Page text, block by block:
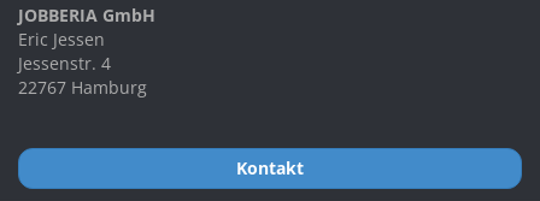
JOBBERIA GmbH
Eric Jessen
Jessenstr. 4
22767 Hamburg
Kontakt